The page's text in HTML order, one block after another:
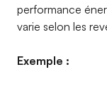
performance
varie selon les
Exemple :